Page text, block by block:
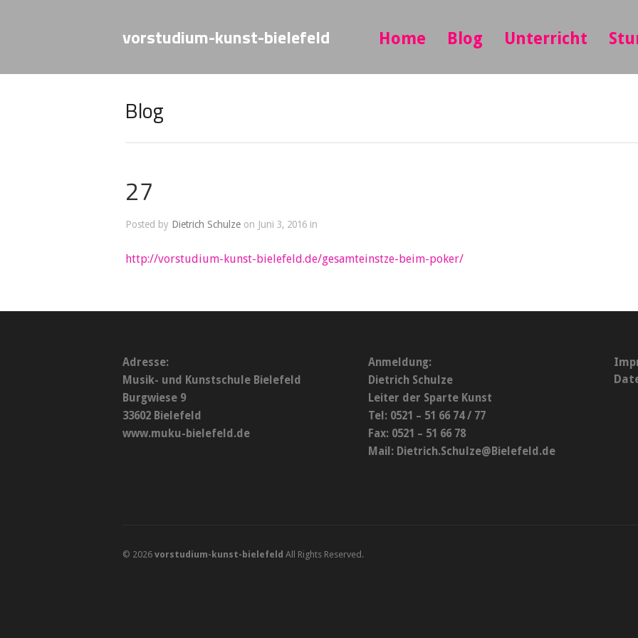
vorstudium-kunst-bielefeld Home Blog Unterricht
Blog
27
Posted by Dietrich Schulze on Juni 3, 2016 in
http://vorstudium-kunst-bielefeld.de/gesamteinstze-beim-poker/
Adresse:
Musik- und Kunstschule Bielefeld
Burgwiese 9
33602 Bielefeld
www.muku-bielefeld.de
Anmeldung:
Dietrich Schulze
Leiter der Sparte Kunst
Tel: 0521 – 51 66 74 / 77
Fax: 0521 – 51 66 78
Mail: Dietrich.Schulze@Bielefeld.de
© 2026 vorstudium-kunst-bielefeld All Rights Reserved.